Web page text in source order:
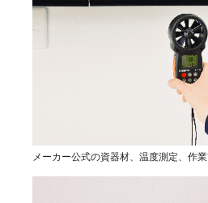
メーカー公式の資器材、温度測定、作